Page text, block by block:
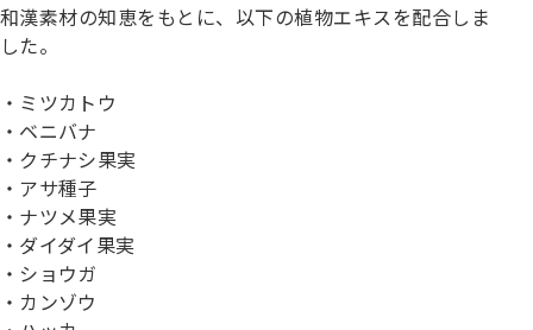
和漢素材の知恵をもとに、以下の植物エキスを配合しま
した。
・ミツカトウ
・ベニバナ
・クチナシ果実
・アサ種子
・ナツメ果実
・ダイダイ果実
・ショウガ
・カンゾウ